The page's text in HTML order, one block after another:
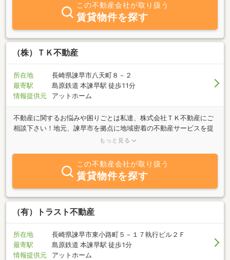
この不動産会社が取り扱う
賃貸物件を探す
（株）ＴＫ不動産
所在地
長崎県諫早市八天町８－２
最寄駅
島原鉄道 本諫早駅 徒歩11分
情報提供元
アットホーム
不動産に関するお悩みや困りごとは私達、株式会社ＴＫ不動産にご
相談下さい！地元、諫早市を拠点に地域密着の不動産サービスを提
供しています。「土地・建物を売りたい」・「資産活用をした
多いかと思いますが、当社では豊富な経験と確かな経験を持つスタ
ッフが丁寧に対応し、安心してお任せいただけるよう全力でサポー
トいたします。市場の動向をしっかり分析し、適正価格での売却や
賃貸のご提案を行います。また、複雑な手続きや必要書類の準備に
ついてもわかりやすくお手伝いします。地域に詳しいからこそでき
る、きめ細やかな対応が当社の強みです！「相談してよかった」
はお気軽にお問い合わせください！
もっと見る
この不動産会社が取り扱う
賃貸物件を探す
（有）トラスト不動産
所在地
長崎県諫早市東小路町５－１７執行ビル２Ｆ
最寄駅
島原鉄道 本諫早駅 徒歩1分
情報提供元
アットホーム